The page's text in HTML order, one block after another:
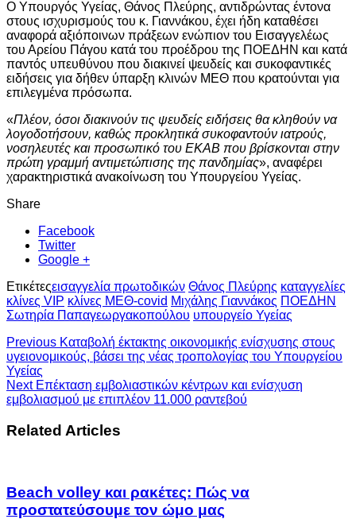
Ο Υπουργός Υγείας, Θάνος Πλεύρης, αντιδρώντας έντονα
στους ισχυρισμούς του κ. Γιαννάκου, έχει ήδη καταθέσει
αναφορά αξιόποινων πράξεων ενώπιον του Εισαγγελέως
του Αρείου Πάγου κατά του προέδρου της ΠΟΕΔΗΝ και κατά
παντός υπευθύνου που διακινεί ψευδείς και συκοφαντικές
ειδήσεις για δήθεν ύπαρξη κλινών ΜΕΘ που κρατούνται για
επιλεγμένα πρόσωπα.
«Πλέον, όσοι διακινούν τις ψευδείς ειδήσεις θα κληθούν να
λογοδοτήσουν, καθώς προκλητικά συκοφαντούν ιατρούς,
νοσηλευτές και προσωπικό του ΕΚΑΒ που βρίσκονται στην
πρώτη γραμμή αντιμετώπισης της πανδημίας», αναφέρει
χαρακτηριστικά ανακοίνωση του Υπουργείου Υγείας.
Share
Facebook
Twitter
Google +
Ετικέτεςεισαγγελία πρωτοδικών Θάνος Πλεύρης καταγγελίες
κλίνες VIP κλίνες ΜΕΘ-covid Μιχάλης Γιαννάκος ΠΟΕΔΗΝ
Σωτηρία Παπαγεωργακοπούλου υπουργείο Υγείας
Previous Καταβολή έκτακτης οικονομικής ενίσχυσης στους
υγειονομικούς, βάσει της νέας τροπολογίας του Υπουργείου
Υγείας
NextΕπέκταση εμβολιαστικών κέντρων και ενίσχυση
εμβολιασμού με επιπλέον 11.000 ραντεβού
Related Articles
Beach volley και ρακέτες: Πώς να
προστατεύσουμε τον ώμο μας